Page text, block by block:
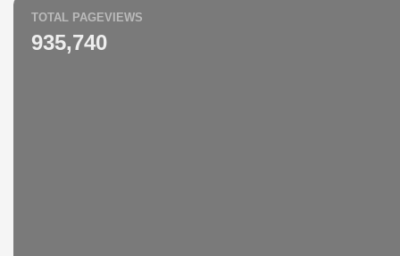
TOTAL PAGEVIEWS
935,740